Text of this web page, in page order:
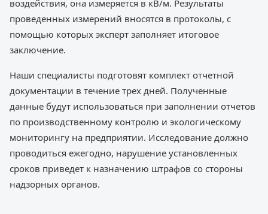
воздействия, она измеряется в кВ/м. Результаты
проведенных измерений вносятся в протоколы, с
помощью которых эксперт заполняет итоговое
заключение.
Наши специалисты подготовят комплект отчетной
документации в течение трех дней. Полученные
данные будут использоваться при заполнении отчетов
по производственному контролю и экологическому
мониторингу на предприятии. Исследование должно
проводиться ежегодно, нарушение установленных
сроков приведет к назначению штрафов со стороны
надзорных органов.